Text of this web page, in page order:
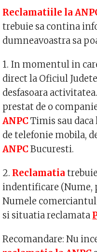
Reclamatiile la
trebuie sa contina
dumneavoastra sa
1. In momentul in
direct la Oficiul
desfasoara
prestat de o
ANPCTimis sau
de telefonie mobila,
ANPCBucuresti.
2. Reclamatia
indentificare (Nume,
Numele
si situatia reclamata
Recomandare: Nu